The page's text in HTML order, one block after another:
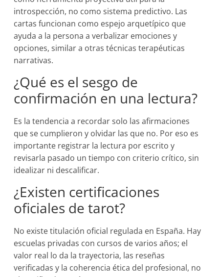
introspección, no como sistema predictivo. Las
cartas funcionan como espejo arquetípico que
ayuda a la persona a verbalizar emociones y
opciones, similar a otras técnicas terapéuticas
narrativas.
¿Qué es el sesgo de
confirmación en una lectura?
Es la tendencia a recordar solo las afirmaciones
que se cumplieron y olvidar las que no. Por eso es
importante registrar la lectura por escrito y
revisarla pasado un tiempo con criterio crítico, sin
idealizar ni descalificar.
¿Existen certificaciones
oficiales de tarot?
No existe titulación oficial regulada en España. Hay
escuelas privadas con cursos de varios años; el
valor real lo da la trayectoria, las reseñas
verificadas y la coherencia ética del profesional, no